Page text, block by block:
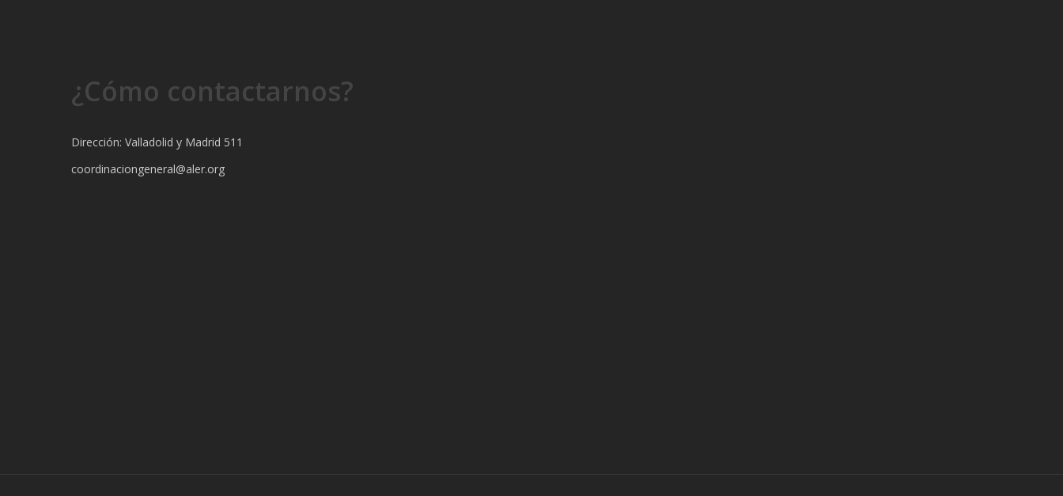
¿Cómo contactarnos?
Dirección: Valladolid y Madrid 511
coordinaciongeneral@aler.org